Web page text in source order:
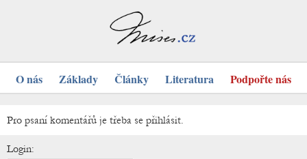
O nás Základy Články Literatura Podpořte nás
Pro psaní komentářů je třeba se přihlásit.
Login: